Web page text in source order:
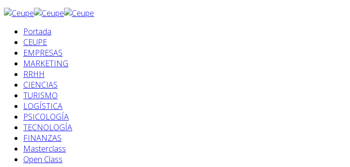
Portada
CEUPE
EMPRESAS
MARKETING
RRHH
CIENCIAS
TURISMO
LOGÍSTICA
PSICOLOGÍA
TECNOLOGÍA
FINANZAS
Masterclass
Open Class